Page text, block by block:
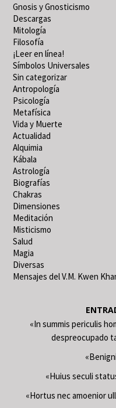
Gnosis y Gnosticismo
Descargas
Mitología
Filosofía
¡Leer en línea!
Símbolos Universales
Sin categorizar
Antropología
Psicología
Metafísica
Vida y Muerte
Actualidad
Alquimia
Kábala
Astrología
Biografías
Chakras
Dimensiones
Meditación
Misticismo
Salud
Magia
Diversas
Mensajes del V.M. Kwen
«In summis periculis
despreocupado
«Huius seculi
«Hortus nec amoenior